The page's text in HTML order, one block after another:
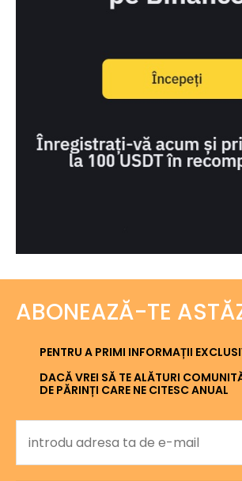
ABONEAZĂ-TE
PENTRU A PRIMI INFORMAȚII
DACĂ VREI SĂ TE ALĂTURI
DE PĂRINȚI CARE NE CITESC ANUAL